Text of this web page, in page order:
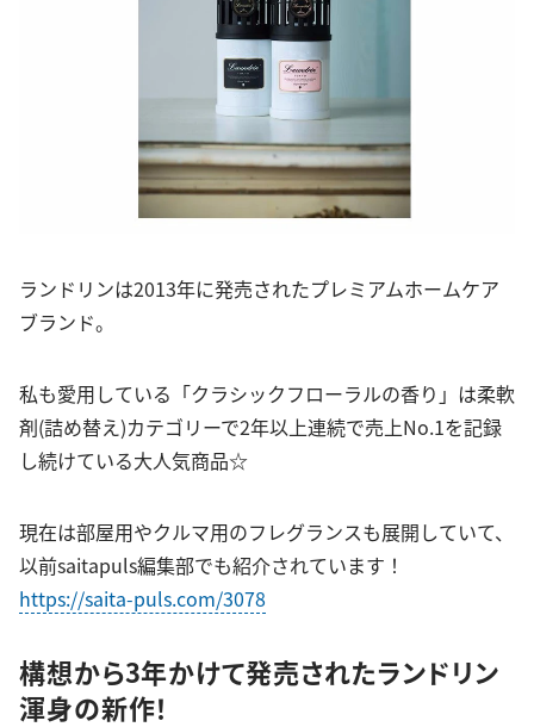
ランドリンは2013年に発売されたプレミアムホームケア
ブランド。
私も愛用している「クラシックフローラルの香り」は柔軟
剤(詰め替え)カテゴリーで2年以上連続で売上No.1を記録
し続けている大人気商品☆
現在は部屋用やクルマ用のフレグランスも展開していて、
以前saitapuls編集部でも紹介されています！
https://saita-puls.com/3078
構想から3年かけて発売されたランドリン
渾身の新作！